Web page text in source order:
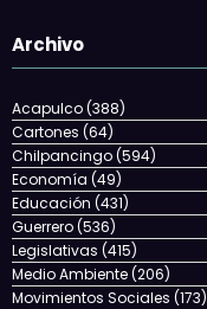
Archivo
Acapulco(388)
Cartones (64)
Chilpancingo(594)
Economía (49)
Educación (431)
Guerrero(536)
Legislativas (415)
Medio Ambiente(206)
Movimientos Sociales (173)